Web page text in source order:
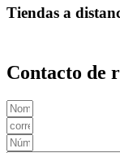
Tiendas a
Contacto de